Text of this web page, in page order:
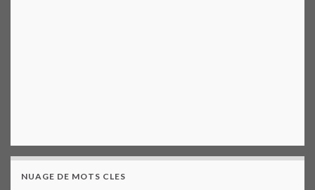
NUAGE DE MOTS CLES